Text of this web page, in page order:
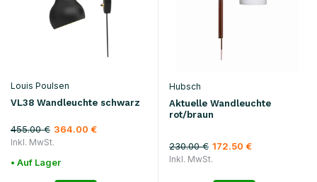
Louis Poulsen
VL38 Wandleuchte schwarz
455.00 € 364.00 €
Inkl. MwSt.
• Auf Lager
Hubsch
Aktuelle Wandleuchte
rot/braun
230.00 € 172.50 €
Inkl. MwSt.